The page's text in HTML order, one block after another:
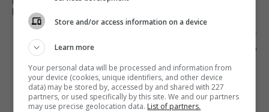
ПЕРШИЙ» ПОКАЖЕТ ФИЛЬМ
Следующий пост
СТО ДНЕЙ МИНИСТРА ТКАЧЕНКО
Store and/or access information on a device
Learn more
Your personal data will be processed and information from
your device (cookies, unique identifiers, and other device
data) may be stored by, accessed by and shared with 227
partners, or used specifically by this site. We and our partners
may use precise geolocation data. List of partners.